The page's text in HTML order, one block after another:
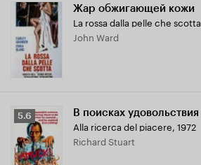
Жар обжигающей кожи
La rossa dalla pelle che scotta
John Ward
Рейтинг
Кинопоиска
5.6
5.6 В поисках удовольствия
Alla ricerca del piacere, 1972
Richard Stuart